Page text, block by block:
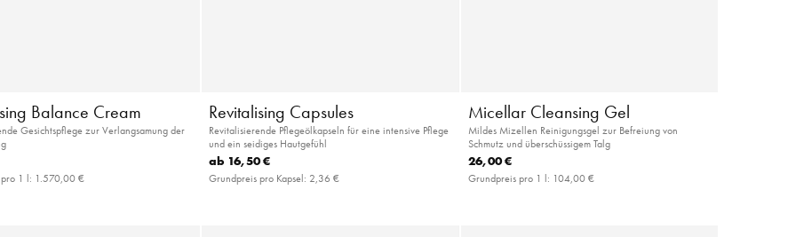
Balance Cream
Gesichtspflege zur Verlangsamung der
1 l: 1.570,00 €
Revitalising Capsules
Revitalisierende Pflegeölkapseln für eine intensive Pflege
und ein seidiges Hautgefühl
ab 16,50 €
Grundpreis pro Kapsel: 2,36 €
Micellar Cleansing Gel
Mildes Mizellen Reinigungsgel zur Befreiung von
Schmutz und überschüssigem Talg
26,00 €
Grundpreis pro 1 l: 104,00 €